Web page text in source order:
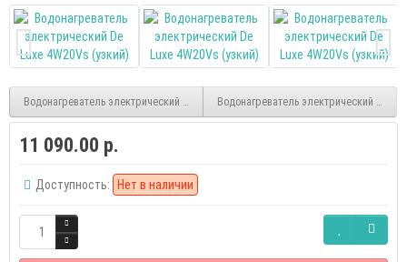
Водонагреватель электрический De Luxe 5W30V1 (плоский)
Водонагреватель электрический De
11 090.00 р.
Доступность: Нет в наличии